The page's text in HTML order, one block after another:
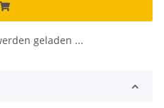
geladen ...